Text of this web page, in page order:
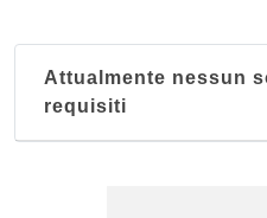
Attualmente nessun
requisiti